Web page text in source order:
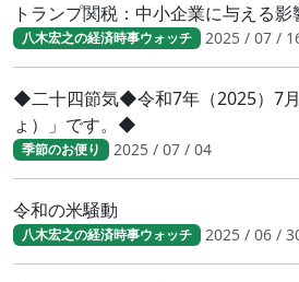
トランプ関税：中小企業に与える影
八木宏之の経済時事ウォッチ 2025 / 07 /
◆二十四節気◆令和7年（2025）7
ょ）」です。◆
季節のお便り 2025 / 07 / 04
令和の米騒動
八木宏之の経済時事ウォッチ 2025 / 06 /